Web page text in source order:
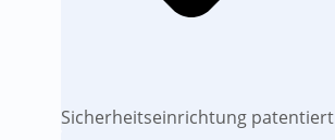
Sicherheitseinrichtung patentiert